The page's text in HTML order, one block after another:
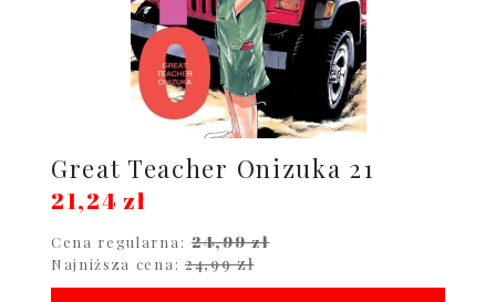
Great Teacher Onizuka 21
21,24 zł
Cena regularna: 24,99 zł
Najniższa cena: 24,99 zł